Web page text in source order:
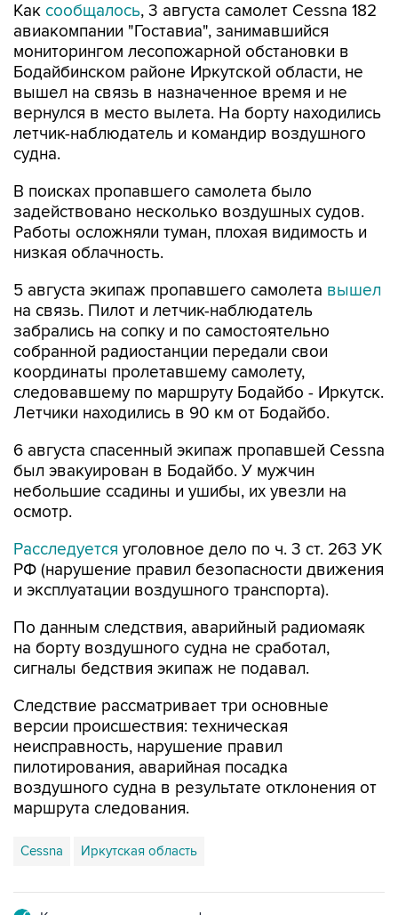
Как сообщалось, 3 августа самолет Cessna 182
авиакомпании "Гоставиа", занимавшийся
мониторингом лесопожарной обстановки в
Бодайбинском районе Иркутской области, не
вышел на связь в назначенное время и не
вернулся в место вылета. На борту находились
летчик-наблюдатель и командир воздушного
судна.
В поисках пропавшего самолета было
задействовано несколько воздушных судов.
Работы осложняли туман, плохая видимость и
низкая облачность.
5 августа экипаж пропавшего самолета вышел
на связь. Пилот и летчик-наблюдатель
забрались на сопку и по самостоятельно
собранной радиостанции передали свои
координаты пролетавшему самолету,
следовавшему по маршруту Бодайбо - Иркутск.
Летчики находились в 90 км от Бодайбо.
6 августа спасенный экипаж пропавшей Cessna
был эвакуирован в Бодайбо. У мужчин
небольшие ссадины и ушибы, их увезли на
осмотр.
Расследуется уголовное дело по ч. 3 ст. 263 УК
РФ (нарушение правил безопасности движения
и эксплуатации воздушного транспорта).
По данным следствия, аварийный радиомаяк
на борту воздушного судна не сработал,
сигналы бедствия экипаж не подавал.
Следствие рассматривает три основные
версии происшествия: техническая
неисправность, нарушение правил
пилотирования, аварийная посадка
воздушного судна в результате отклонения от
маршрута следования.
Cessna Иркутская область